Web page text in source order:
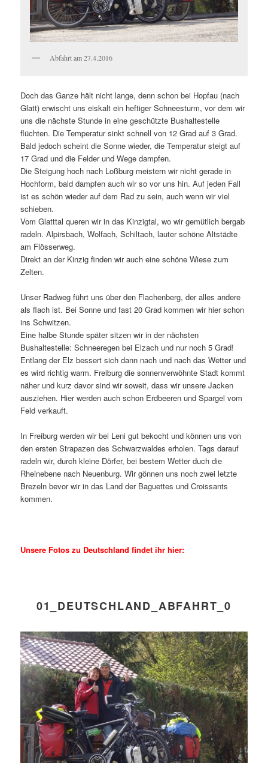
Abfahrt am 27.4.2016
Doch das Ganze hält nicht lange, denn schon bei Hopfau (nach
Glatt) erwischt uns eiskalt ein heftiger Schneesturm, vor dem wir
uns die nächste Stunde in eine geschützte Bushaltestelle
flüchten. Die Temperatur sinkt schnell von 12 Grad auf 3 Grad.
Bald jedoch scheint die Sonne wieder, die Temperatur steigt auf
17 Grad und die Felder und Wege dampfen.
Die Steigung hoch nach Loßburg meistern wir nicht gerade in
Hochform, bald dampfen auch wir so vor uns hin. Auf jeden Fall
ist es schön wieder auf dem Rad zu sein, auch wenn wir viel
schieben.
Vom Glatttal queren wir in das Kinzigtal, wo wir gemütlich bergab
radeln. Alpirsbach, Wolfach, Schiltach, lauter schöne Altstädte
am Flösserweg.
Direkt an der Kinzig finden wir auch eine schöne Wiese zum
Zelten.
Unser Radweg führt uns über den Flachenberg, der alles andere
als flach ist. Bei Sonne und fast 20 Grad kommen wir hier schon
ins Schwitzen.
Eine halbe Stunde später sitzen wir in der nächsten
Bushaltestelle: Schneeregen bei Elzach und nur noch 5 Grad!
Entlang der Elz bessert sich dann nach und nach das Wetter und
es wird richtig warm. Freiburg die sonnenverwöhnte Stadt kommt
näher und kurz davor sind wir soweit, dass wir unsere Jacken
ausziehen. Hier werden auch schon Erdbeeren und Spargel vom
Feld verkauft.
In Freiburg werden wir bei Leni gut bekocht und können uns von
den ersten Strapazen des Schwarzwaldes erholen. Tags darauf
radeln wir, durch kleine Dörfer, bei bestem Wetter duch die
Rheinebene nach Neuenburg. Wir gönnen uns noch zwei letzte
Brezeln bevor wir in das Land der Baguettes und Croissants
kommen.
Unsere Fotos zu Deutschland findet ihr hier:
01_DEUTSCHLAND_ABFAHRT_0